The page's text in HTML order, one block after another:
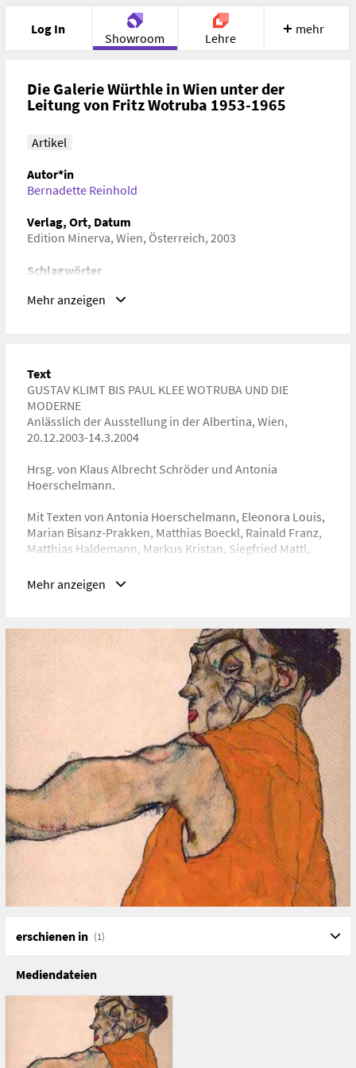
Log In
Showroom Lehre
Portfolio Image
mehr
Die Galerie Würthle in Wien unter der
Leitung von Fritz Wotruba 1953-1965
Artikel
Autor*in
Bernadette Reinhold
Verlag, Ort, Datum
Edition Minerva, Wien, Österreich, 2003
Schlagwörter
Literaturgeschichte
URL
https://www.albertina.at/forschung/malerei-
skulptur/publikationen/gustav-klimt-bis-paul-klee-
wotruba-und-die-moderne/
Mehr anzeigen
Text
GUSTAV KLIMT BIS PAUL KLEE WOTRUBA UND DIE
MODERNE
Anlässlich der Ausstellung in der Albertina, Wien,
20.12.2003-14.3.2004
Hrsg. von Klaus Albrecht Schröder und Antonia
Hoerschelmann.
Mit Texten von Antonia Hoerschelmann, Eleonora Louis,
Marian Bisanz-Prakken, Matthias Boeckl, Rainald Franz,
Matthias Haldemann, Markus Kristan, Siegfried Mattl,
Pfister Fetz, Bernadette Reinhold, Klaus Albrecht
Schröder, Alice Strobl, Alfred Weidinger
Wien: Albertina, 2003. - 299 S.: Ill.
Band, Seiten
Mehr anzeigen
erschienen in (1)
Mediendateien